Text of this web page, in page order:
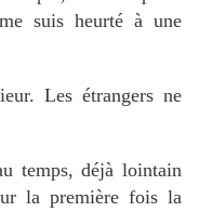
suis heurté à une
Les étrangers ne
temps, déjà lointain
la première fois la